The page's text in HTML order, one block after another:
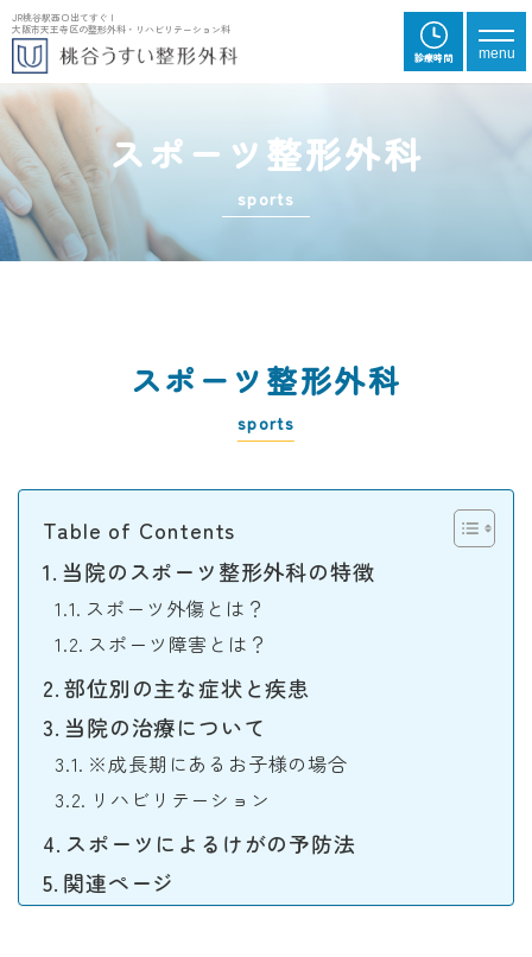
JR桃谷駅西口出てすぐ |
大阪市天王寺区の整形外科・リハビリテーション科
メニ
menu
診療時間
スポーツ整形外科
sports
スポーツ整形外科
sports
Table of Contents
当院のスポーツ整形外科の特徴
スポーツ外傷とは？
スポーツ障害とは？
部位別の主な症状と疾患
当院の治療について
※成長期にあるお子様の場合
リハビリテーション
スポーツによるけがの予防法
関連ページ